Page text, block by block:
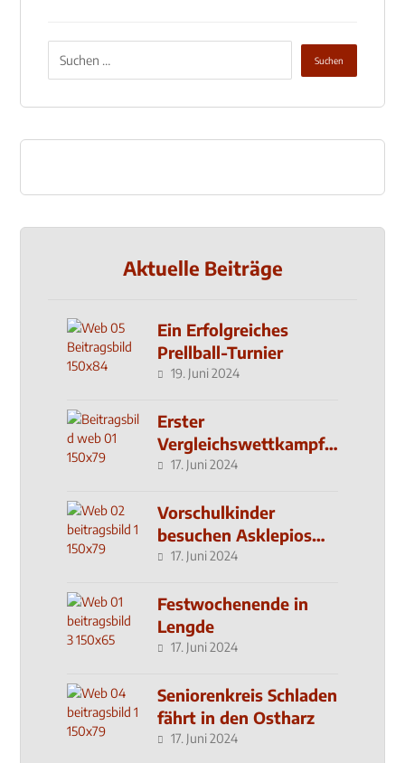
Aktuelle Beiträge
Ein Erfolgreiches
Prellball-Turnier
19. Juni 2024
Erster
Vergleichswettkampf
seit 2019
17. Juni 2024
Vorschulkinder
besuchen Asklepios
Klinik
17. Juni 2024
Festwochenende in
Lengde
17. Juni 2024
Seniorenkreis Schladen
fährt in den Ostharz
17. Juni 2024